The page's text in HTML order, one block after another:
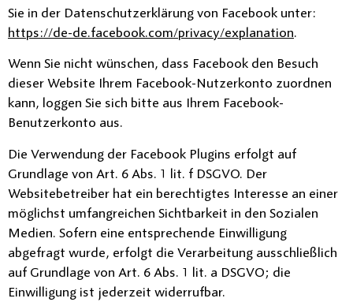
Sie in der Datenschutzerklärung von Facebook unter:
https://de-de.facebook.com/privacy/explanation.
Wenn Sie nicht wünschen, dass Facebook den Besuch
dieser Website Ihrem Facebook-Nutzerkonto zuordnen
kann, loggen Sie sich bitte aus Ihrem Facebook-
Benutzerkonto aus.
Die Verwendung der Facebook Plugins erfolgt auf
Grundlage von Art. 6 Abs. 1 lit. f DSGVO. Der
Websitebetreiber hat ein berechtigtes Interesse an einer
möglichst umfangreichen Sichtbarkeit in den Sozialen
Medien. Sofern eine entsprechende Einwilligung
abgefragt wurde, erfolgt die Verarbeitung ausschließlich
auf Grundlage von Art. 6 Abs. 1 lit. a DSGVO; die
Einwilligung ist jederzeit widerrufbar.